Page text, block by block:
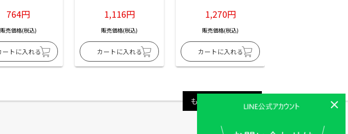
764円
販売価格(税込)
1,116円
販売価格(税込)
1,270円
販売価格(税込)
もっと見る